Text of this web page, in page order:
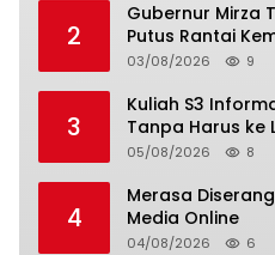
2
Gubernur Mirza
Putus Rantai
03/08/2026 9
3
Kuliah S3
Tanpa Harus ke
05/08/2026 8
4
Merasa
Media Online
04/08/2026 6